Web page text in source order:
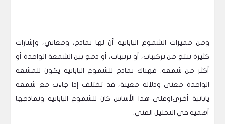
ومن مميزات الشموع اليابانية أن لها نماذج، ومعاني، وإشارات
كثيرة تنتج من تركيبات، أو ترتيبات، أو دمج بين الشمعة الواحدة أو
أكثر من شمعة. فهناك نماذج للشموع اليابانية يكون للمشعة
الواحدة معنى ودلالة معينة، قد تختلف إذا جاءت مع شمعة
يابانية أخرى!وعلى هذا الأساس كان للشموع اليابانية ونماذجها
أهمية في التحليل الفني.